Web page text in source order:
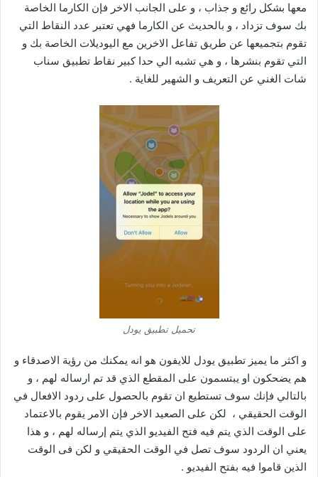
معها بشكل رائع و جذاب ، و على الجانب الاخر فإن الكارما الخاصة
بك سوف تزداد ، و بالحديث عن الكارما فهي تعتبر عدد النقاط التي
تقوم بتجميعها عن طريق تفاعل الاخرين مع اليوديلات الخاصة بك و
التي تقوم بنشرها ، و هي تشبه الي حدا كبير نقاط تطبيق سناب
شات الغني عن التعريف و الشهير للغاية .
تحميل تطبيق يودل
و اكثر ما يميز تطبيق يودل للايفون هو انه يمكنك من رؤية الاصدقاء و
هم يضحكون او يبتسمون على المقطع الذي قد تم ارساله لهم ، و
بالتالي فإنك سوف تستطيع ان تقوم بالحصول على ردود الافعال في
الوقت الحقيقي ، لكن على الصعيد الاخر فإن الامر يقوم بالاعتماد
على الوقت الذي يتم فيه فتح الفيديو الذي يتم إرساله لهم ، و هذا
يعني ان الردود سوف تصل في الوقت الحقيقي و لكن فى الوقت
الذين قاموا فيه بفتح الفيديو .